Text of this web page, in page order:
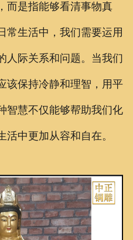
而是指能够看清事物真
常生活中，我们需要运用
人际关系和问题。当我们
该保持冷静和理智，用平
智慧不仅能够帮助我们化
中更加从容和自在。